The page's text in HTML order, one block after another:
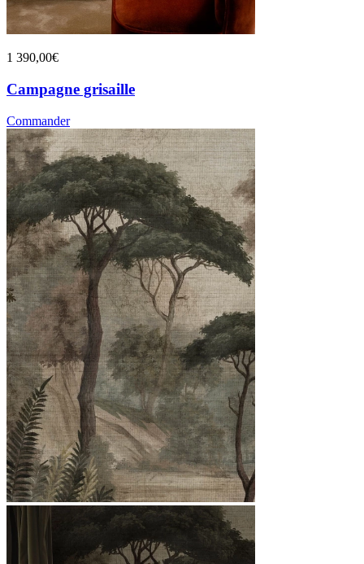
1 390,00€
Campagne grisaille
Commander